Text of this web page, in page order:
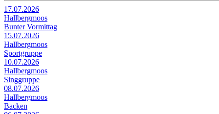
17.07.2026
Hallbergmoos
Bunter Vormittag
15.07.2026
Hallbergmoos
Sportgruppe
10.07.2026
Hallbergmoos
Singgruppe
08.07.2026
Hallbergmoos
Backen